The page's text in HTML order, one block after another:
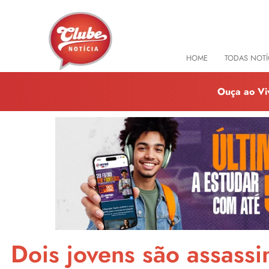
HOME TODAS
Ouça ao
Dois jovens são